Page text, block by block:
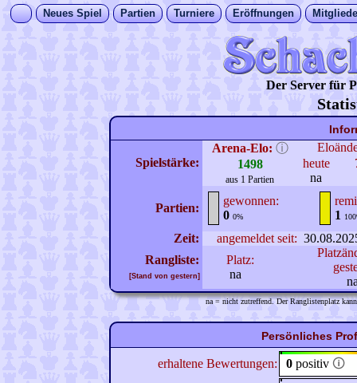
Neues Spiel Partien Turniere Eröffnungen
Der Server für
Spielstärke:
Arena-Elo: ⓘ
1498
aus 1 Partien
heute
na
Partien:
gewonnen:
0 0%
1
Zeit: angemeldet seit:
Rangliste:
[Stand von gestern]
Platz:
na
na = nicht zutreffend. Der Ranglistenplatz
Persönliches
erhaltene Bewertungen: 0 positiv 🛈